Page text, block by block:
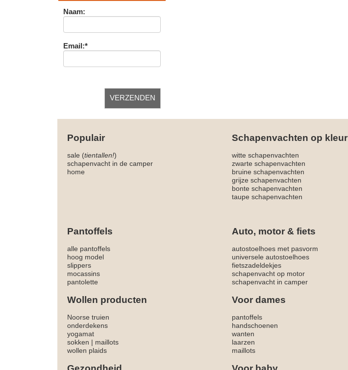
Naam:
Email:*
Populair Schapenvachten op kleur
sale (tientallen!) witte schapenvachten
schapenvacht in de camper
zwarte schapenvachten
home
bruine schapenvachten
grijze schapenvachten
bonte schapenvachten
taupe schapenvachten
Pantoffels Auto, motor & fiets
alle pantoffels autostoelhoes met pasvorm
hoog model
universele autostoelhoes
slippers
fietszadeldekjes
mocassins
schapenvacht op motor
pantolette
schapenvacht in camper
Wollen producten Voor dames
Noorse truien pantoffels
onderdekens
handschoenen
yogamat
wanten
sokken | maillots laarzen
wollen plaids
maillots